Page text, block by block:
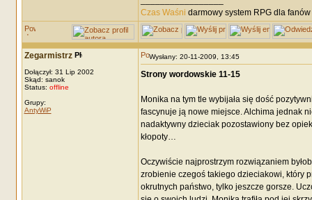
Czas Waśni darmowy system RPG dla
Zegarmistrz
Dołączył: 31 Lip 2002
Skąd: sanok
Status: offline
Grupy:
AntyWiP
Wysłany: 20-11-2009, 13:45
Strony wordowskie 11-15
Monika na tym tle wybijała się dość
fascynuje ją nowe miejsce. Alchima jednak
nadaktywny dzieciak pozostawiony bez
kłopoty…
Oczywiście najprostrzym rozwiązaniem
zrobienie czegoś takiego dzieciakowi, który
okrutnych państwo, tylko jeszcze gorsze.